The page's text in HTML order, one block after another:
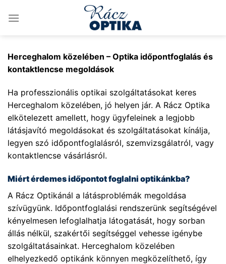
Herceghalom közelében – Optika időpontfoglalás és
kontaktlencse megoldások
Ha professzionális optikai szolgáltatásokat keres
Herceghalom közelében, jó helyen jár. A Rácz Optika
elkötelezett amellett, hogy ügyfeleinek a legjobb
látásjavító megoldásokat és szolgáltatásokat kínálja,
legyen szó időpontfoglalásról, szemvizsgálatról, vagy
kontaktlencse vásárlásról.
Miért érdemes időpontot foglalni optikánkba?
A Rácz Optikánál a látásproblémák megoldása
szívügyünk. Időpontfoglalási rendszerünk segítségével
kényelmesen lefoglalhatja látogatását, hogy sorban
állás nélkül, szakértői segítséggel vehesse igénybe
szolgáltatásainkat. Herceghalom közelében
elhelyezkedő optikánk könnyen megközelíthető, így